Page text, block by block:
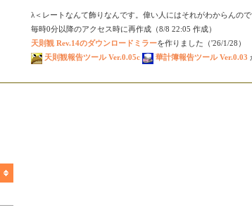
λ＜レートなんて飾りなんです。偉い人にはそれがわからんので
毎時0分以降のアクセス時に再作成（8/8 22:05 作成）
天則観 Rev.14のダウンロードミラーを作りました（'26/1/28）
天則観報告ツール Ver.0.05c
華計簿報告ツール Ver.0.03